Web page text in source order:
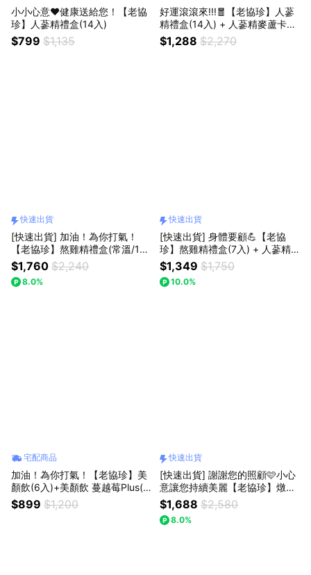
小小心意❤️健康送給您！【老協
珍】人蔘精禮盒(14入)
$799 $1,135
好運滾滾來!!!🧧【老協珍】人蔘
精禮盒(14入) + 人蔘精麥蘆卡蜂
蜜口味(14入)
$1,288 $2,270
快速出貨
[快速出貨] 加油！為你打氣！
【老協珍】熬雞精禮盒(常溫/14
入)
$1,760 $2,240
8.0%
快速出貨
[快速出貨] 身體要顧💪【老協
珍】熬雞精禮盒(7入) + 人蔘精
禮盒(7入)
$1,349 $1,750
10.0%
宅配商品
加油！為你打氣！【老協珍】美
顏飲(6入)+美顏飲 蔓越莓Plus(6
入)
$899 $1,200
快速出貨
[快速出貨] 謝謝您的照顧🩷小心
意讓您持續美麗【老協珍】燉燕
窩禮盒(5入) + 美顏飲(6入)
$1,688 $2,580
8.0%